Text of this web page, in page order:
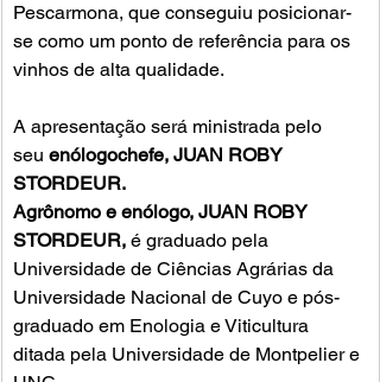
Pescarmona, que conseguiu posicionar-
se como um ponto de referência para os
vinhos de alta qualidade.
A apresentação será ministrada pelo
seu enólogochefe, JUAN ROBY
STORDEUR.
Agrônomo e enólogo, JUAN ROBY
STORDEUR, é graduado pela
Universidade de Ciências Agrárias da
Universidade Nacional de Cuyo e pós-
graduado em Enologia e Viticultura
ditada pela Universidade de Montpelier e